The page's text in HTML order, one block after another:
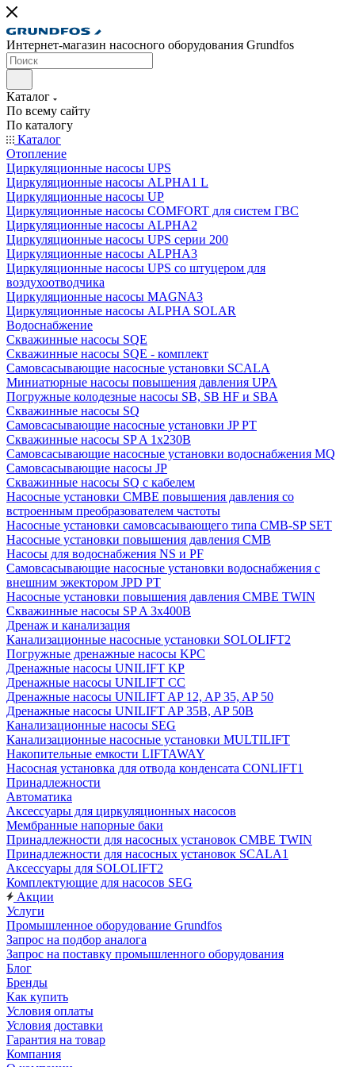
Интернет-магазин насосного оборудования Grundfos
Каталог
По всему сайту
По каталогу
Каталог
Отопление
Циркуляционные насосы UPS
Циркуляционные насосы ALPHA1 L
Циркуляционные насосы UP
Циркуляционные насосы COMFORT для систем ГВС
Циркуляционные насосы ALPHA2
Циркуляционные насосы UPS серии 200
Циркуляционные насосы ALPHA3
Циркуляционные насосы UPS со штуцером для
воздухоотводчика
Циркуляционные насосы MAGNA3
Циркуляционные насосы ALPHA SOLAR
Водоснабжение
Скважинные насосы SQE
Скважинные насосы SQE - комплект
Cамовсасывающие насосные установки SCALA
Миниатюрные насосы повышения давления UPA
Погружные колодезные насосы SB, SB HF и SBA
Скважинные насосы SQ
Самовсасывающие насосные установки JP PT
Скважинные насосы SP A 1x230В
Самовсасывающие насосные установки водоснабжения MQ
Самовсасывающие насосы JP
Скважинные насосы SQ с кабелем
Насосные установки CMBE повышения давления со
встроенным преобразователем частоты
Насосные установки самовсасывающего типа CMB-SP SET
Насосные установки повышения давления CMB
Насосы для водоснабжения NS и PF
Самовсасывающие насосные установки водоснабжения с
внешним эжектором JPD PT
Насосные установки повышения давления CMBE TWIN
Скважинные насосы SP A 3x400В
Дренаж и канализация
Канализационные насосные установки SOLOLIFT2
Погружные дренажные насосы KPC
Дренажные насосы UNILIFT KP
Дренажные насосы UNILIFT CC
Дренажные насосы UNILIFT AP 12, AP 35, AP 50
Дренажные насосы UNILIFT AP 35B, AP 50B
Канализационные насосы SEG
Канализационные насосные установки MULTILIFT
Накопительные емкости LIFTAWAY
Насосная установка для отвода конденсата CONLIFT1
Принадлежности
Автоматика
Аксессуары для циркуляционных насосов
Мембранные напорные баки
Принадлежности для насосных установок CMBE TWIN
Принадлежности для насосных установок SCALA1
Аксессуары для SOLOLIFT2
Комплектующие для насосов SEG
Акции
Услуги
Промышленное оборудование Grundfos
Запрос на подбор аналога
Запрос на поставку промышленного оборудования
Блог
Бренды
Как купить
Условия оплаты
Условия доставки
Гарантия на товар
Компания